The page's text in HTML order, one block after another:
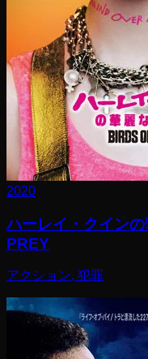
2020
ハーレイ・クイン
PREY
アクション, 犯罪